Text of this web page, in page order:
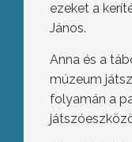
ezeket a
János.
Anna és a
múzeum
folyamán a